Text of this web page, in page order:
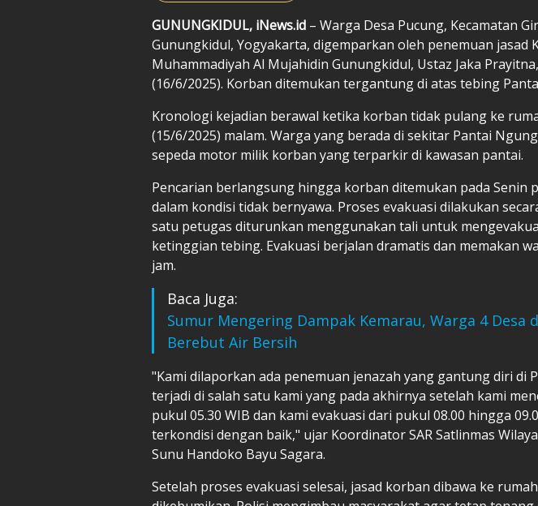
GUNUNGKIDUL, iNews.id – Warga Desa Pucung, Kecamatan
Gunungkidul, Yogyakarta, digemparkan oleh penemuan jasad
Muhammadiyah Al Mujahidin Gunungkidul, Ustaz Jaka
(16/6/2025). Korban ditemukan tergantung di atas tebing
Kronologi kejadian berawal ketika korban tidak pulang ke
(15/6/2025) malam. Warga yang berada di sekitar Pantai
sepeda motor milik korban yang terparkir di kawasan pantai.
Pencarian berlangsung hingga korban ditemukan pada Senin
dalam kondisi tidak bernyawa. Proses evakuasi dilakukan
satu petugas diturunkan menggunakan tali untuk
ketinggian tebing. Evakuasi berjalan dramatis dan memakan
jam.
Baca Juga:
Sumur Mengering Dampak Kemarau, Warga 4 Desa
Berebut Air Bersih
"Kami dilaporkan ada penemuan jenazah yang gantung diri di
terjadi di salah satu kami yang pada akhirnya setelah kami
pukul 05.30 WIB dan kami evakuasi dari pukul 08.00 hingga
terkondisi dengan baik," ujar Koordinator SAR Satlinmas
Sunu Handoko Bayu Sagara.
Setelah proses evakuasi selesai, jasad korban dibawa ke